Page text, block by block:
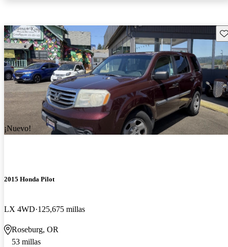
¡Nuevo!
2015 Honda Pilot
LX 4WD 125,675 millas
Roseburg, OR
53 millas